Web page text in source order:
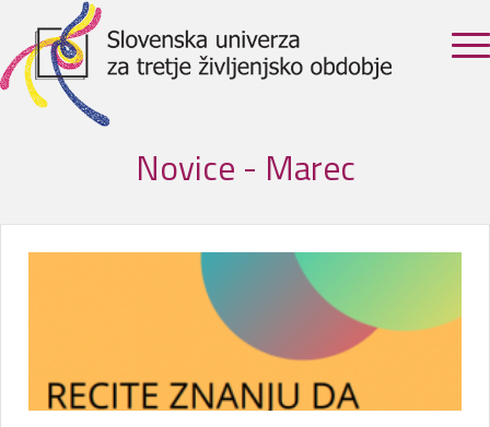
Novice - Marec